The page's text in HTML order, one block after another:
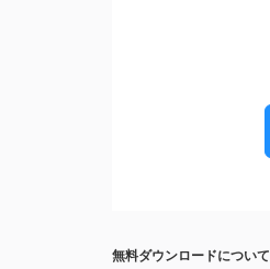
無料ダウンロードについて